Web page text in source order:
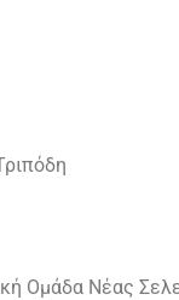
Ομάδα Νέας